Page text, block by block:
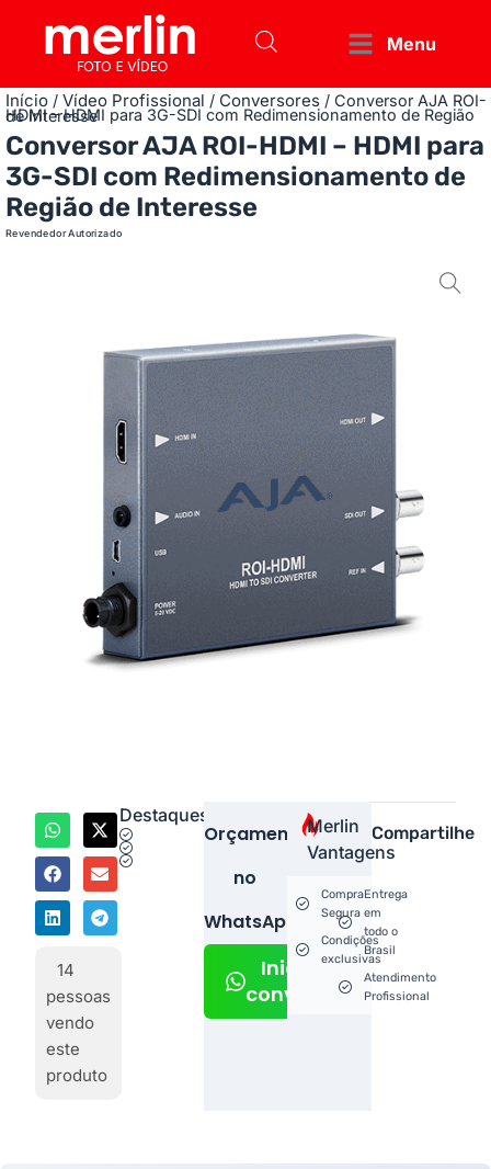
Menu
Início / Vídeo Profissional / Conversores / Conversor AJA ROI-
HDMI – HDMI para 3G-SDI com Redimensionamento de Região de Interesse
Conversor AJA ROI-HDMI – HDMI para
3G-SDI com Redimensionamento de
Região de Interesse
Revendedor Autorizado
Destaques
Orçamento
no
WhatsApp!
Iniciar
conversa
Compartilhe
14
pessoas
vendo
este
produto
Merlin
Vantagens
Compra
Segura
Condições
exclusivas
Entrega
em
todo o
Brasil
Atendimento
Profissional